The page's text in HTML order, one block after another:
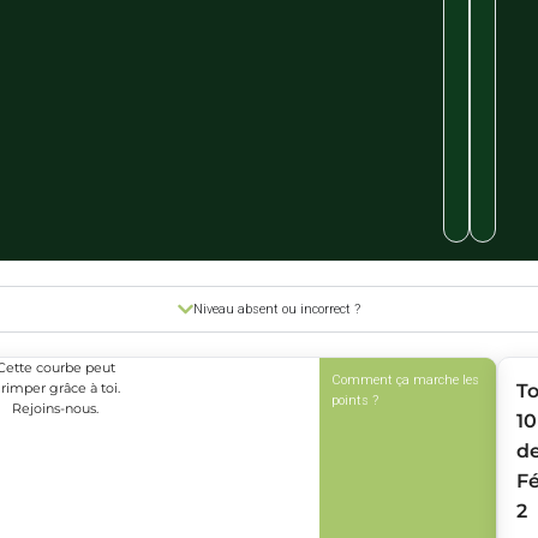
Niveau absent ou incorrect ?
courbe peut
grâce à toi.
Rejoins-nous.
Comment ça marche les
points ?
10
2